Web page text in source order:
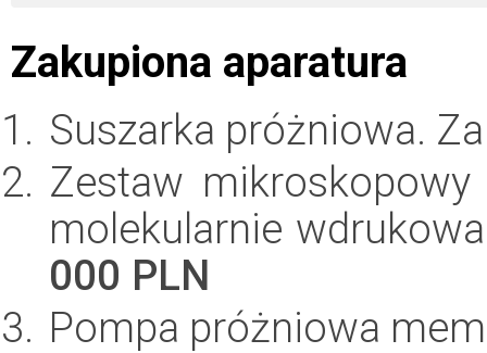
Zakupiona aparatura
Suszarka próżniowa.
Zestaw
molekularnie
000 PLN
Pompa próżniowa